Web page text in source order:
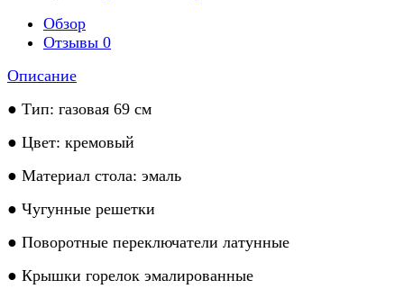
Обзор
Отзывы 0
Описание
● Тип: газовая 69 см
● Цвет: кремовый
● Материал стола: эмаль
● Чугунные решетки
● Поворотные переключатели латунные
● Крышки горелок эмалированные